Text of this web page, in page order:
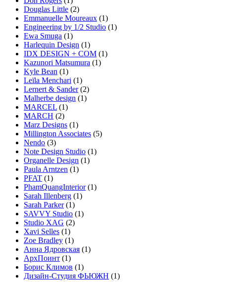
Douglas Little (2)
Emmanuelle Moureaux (1)
Engineering by 1/2 Studio (1)
Ewa Smuga (1)
Harlequin Design (1)
IDX DESIGN + COM (1)
Kazunori Matsumura (1)
Kyle Bean (1)
Leïla Menchari (1)
Lernert & Sander(2)
Malherbe design (1)
MARCEL (1)
MARCH (2)
Marz Designs (1)
Millington Associates (5)
Nendo (3)
Note Design Studio (1)
Organelle Design (1)
Paula Arntzen (1)
PFAT (1)
PhamQuangInterior(1)
Sarah Illenberg (1)
Sarah Parker(1)
SAVVY Studio (1)
Studio XAG (2)
Xavi Selles (1)
Zoe Bradley (1)
Анна Ядровская (1)
АрхПоинт (1)
Борис Климов (1)
Дизайн-Студия ФЬЮЖН (1)